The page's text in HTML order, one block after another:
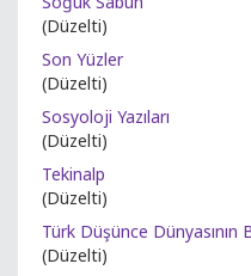
(Düzelti)
Son Yüzler
(Düzelti)
Sosyoloji Yazıları
(Düzelti)
Tekinalp
(Düzelti)
Türk Düşünce Dünyasının
(Düzelti)